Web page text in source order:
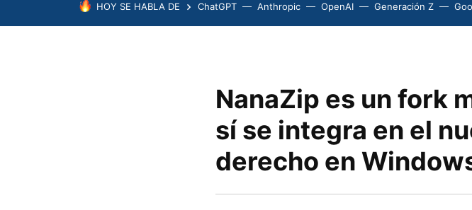
HOY SE HABLA DE ChatGPT Anthropic OpenAI Generación Z
NanaZip es un fork
sí se integra en el
derecho en